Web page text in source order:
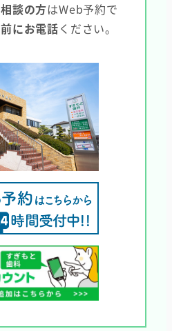
談の方はWeb予約で
にお電話ください。